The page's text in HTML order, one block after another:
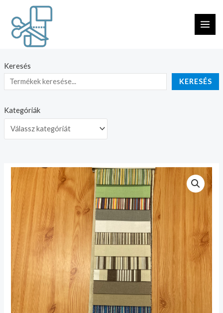
content
Keresés
KERESÉS
Kategóriák